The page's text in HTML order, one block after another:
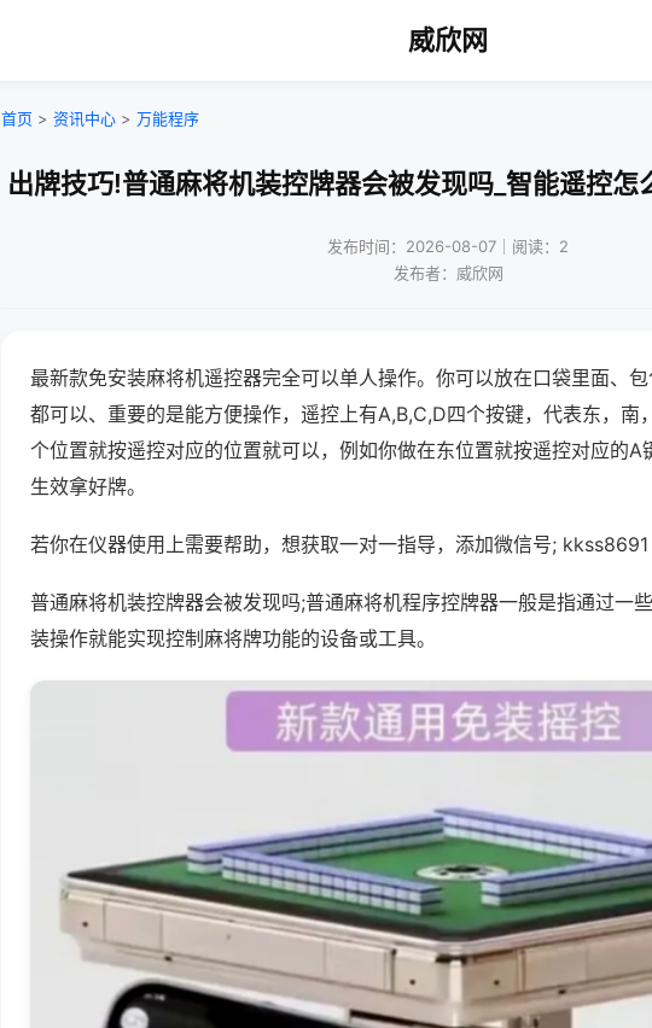
威欣网
首页 > 资讯中心 > 万能程序
出牌技巧!普通麻将机装控牌器会被发现吗_智能遥控
发布时间：2026-08-07｜阅读：2
发布者：威欣网
最新款免安装麻将机遥控器完全可以单人操作。你可以放在口袋里面、
都可以、重要的是能方便操作，遥控上有A,B,C,D四个按键，代表东，南
个位置就按遥控对应的位置就可以，例如你做在东位置就按遥控对应的A
生效拿好牌。
若你在仪器使用上需要帮助，想获取一对一指导，添加微信号; kkss8691
普通麻将机装控牌器会被发现吗;普通麻将机程序控牌器一般是指通过一
装操作就能实现控制麻将牌功能的设备或工具。